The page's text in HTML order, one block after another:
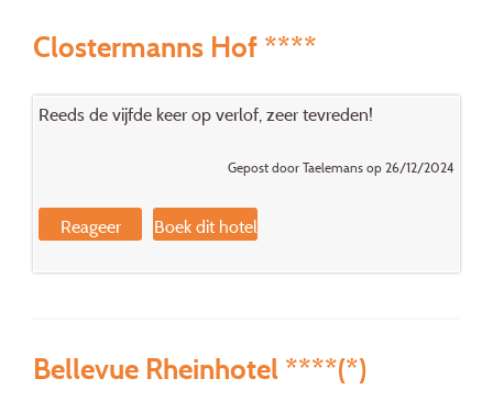
Clostermanns Hof ****
Reeds de vijfde keer op verlof, zeer tevreden!
Gepost door Taelemans op 26/12/2024
Reageer Boek dit hotel
Bellevue Rheinhotel ****(*)